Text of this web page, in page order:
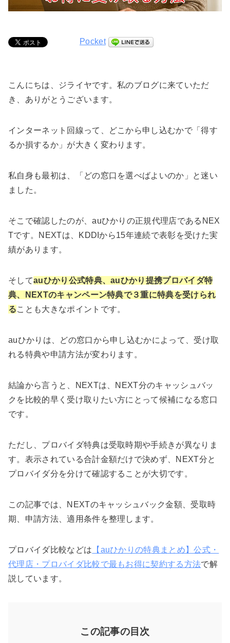
Pocket
こんにちは、ジライヤです。私のブログに来ていただ
き、ありがとうございます。
インターネット回線って、どこから申し込むかで「得す
るか損するか」が大きく変わります。
私自身も最初は、「どの窓口を選べばよいのか」と迷い
ました。
そこで確認したのが、auひかりの正規代理店であるNEX
Tです。NEXTは、KDDIから15年連続で表彰を受けた実
績があります。
そしてauひかり公式特典、auひかり提携プロバイダ特
典、NEXTのキャンペーン特典で３重に特典を受けられ
ることも大きなポイントです。
auひかりは、どの窓口から申し込むかによって、受け取
れる特典や申請方法が変わります。
結論から言うと、NEXTは、NEXT分のキャッシュバッ
クを比較的早く受け取りたい方にとって候補になる窓口
です。
ただし、プロバイダ特典は受取時期や手続きが異なりま
す。表示されている合計金額だけで決めず、NEXT分と
プロバイダ分を分けて確認することが大切です。
この記事では、NEXTのキャッシュバック金額、受取時
期、申請方法、適用条件を整理します。
プロバイダ比較などは 【auひかりの特典まとめ】公式・
代理店・プロバイダ比較で最もお得に契約する方法で解
説しています。
この記事の目次